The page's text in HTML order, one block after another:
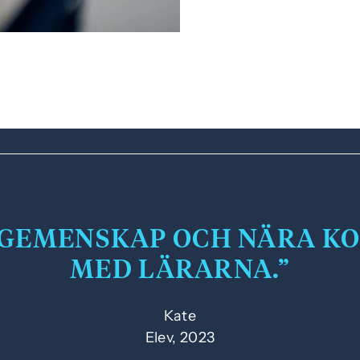
OCH NÄRA
MED LÄRARNA.
Kate
Elev, 2023